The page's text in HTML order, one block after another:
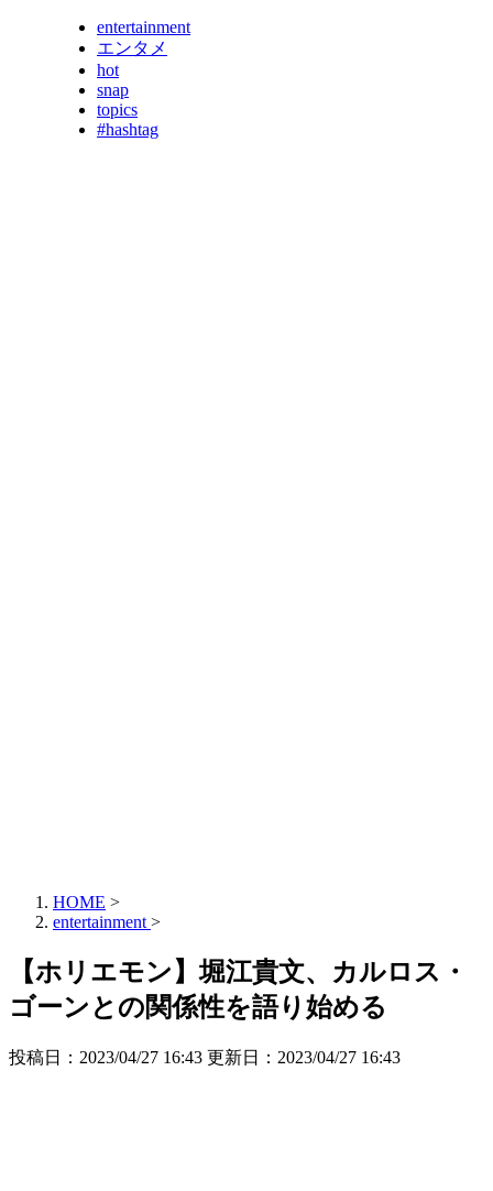
entertainment
エンタメ
hot
snap
topics
#hashtag
HOME >
entertainment >
【ホリエモン】堀江貴文、カルロス・
ゴーンとの関係性を語り始める
投稿日：2023/04/27 16:43 更新日： 2023/04/27 16:43